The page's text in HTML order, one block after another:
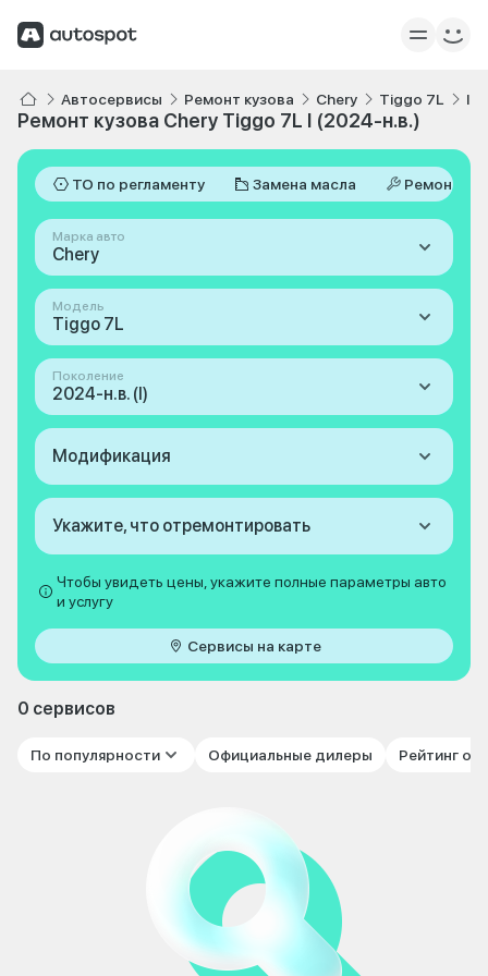
Автосервисы Ремонт кузова Chery Tiggo 7L I
Ремонт кузова Chery Tiggo 7L I (2024-н.в.)
ТО по регламенту Замена масла Ремонт
Марка авто
Chery
Модель
Tiggo 7L
Поколение
2024-н.в. (I)
Модификация
Укажите, что отремонтировать
Чтобы увидеть цены, укажите полные параметры авто
и услугу
Сервисы на карте
0 сервисов
По популярности Официальные дилеры Рейтинг